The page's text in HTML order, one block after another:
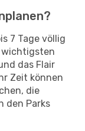
7 Tage völlig
wichtigsten
das Flair
Zeit können
die
den Parks